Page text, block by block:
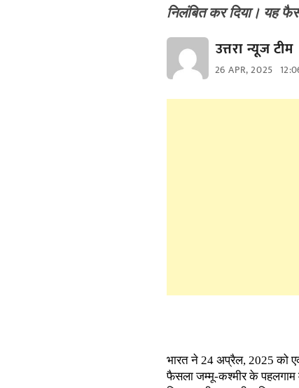
निलंबित कर दिया। यह
उत्तरा न्यूज टीम
26 APR, 2025
भारत ने 24 अप्रैल, 2025 को
फैसला जम्मू-कश्मीर के पहलगाम